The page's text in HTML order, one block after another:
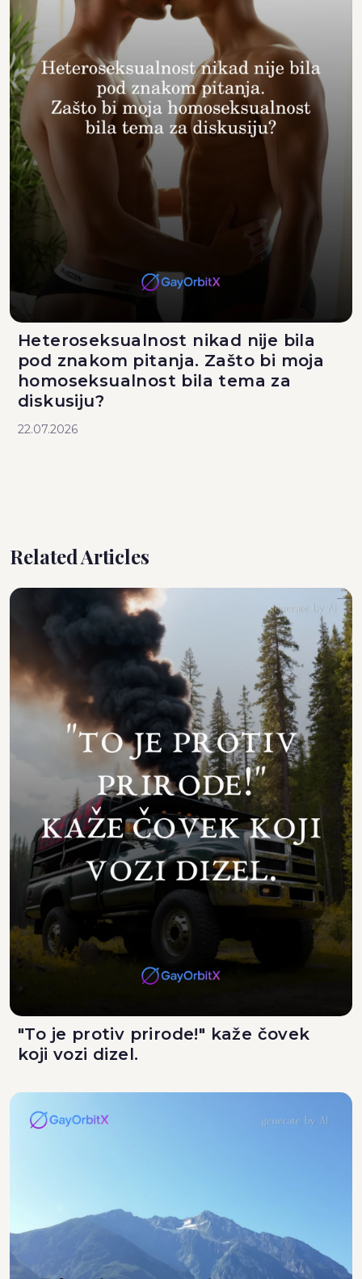
Heteroseksualnost nikad nije bila
pod znakom pitanja. Zašto bi moja
homoseksualnost bila tema za
diskusiju?
22.07.2026
Related Articles
"To je protiv prirode!" kaže čovek
koji vozi dizel.